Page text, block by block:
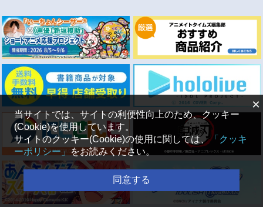
×
当サイトでは、サイトの利便性向上のため、クッキー
(Cookie)を使用しています。
サイトのクッキー(Cookie)の使用に関しては、「クッキ
ーポリシー」
をお読みください。
同意する